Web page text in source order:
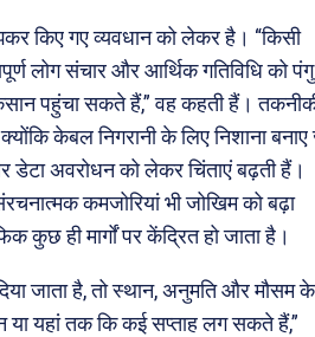
किए गए व्यवधान को लेकर है। “किसी
लोग संचार और आर्थिक गतिविधि को पंगु
पहुंचा सकते हैं,” वह कहती हैं।
केबल निगरानी के लिए निशाना बनाए
अवरोधन को लेकर चिंताएं बढ़ती हैं।
कमजोरियां भी जोखिम को बढ़ा
कुछ ही मार्गों पर केंद्रित हो जाता है।
जाता है, तो स्थान, अनुमति और मौसम के
या यहां तक कि कई सप्ताह लग सकते हैं,”